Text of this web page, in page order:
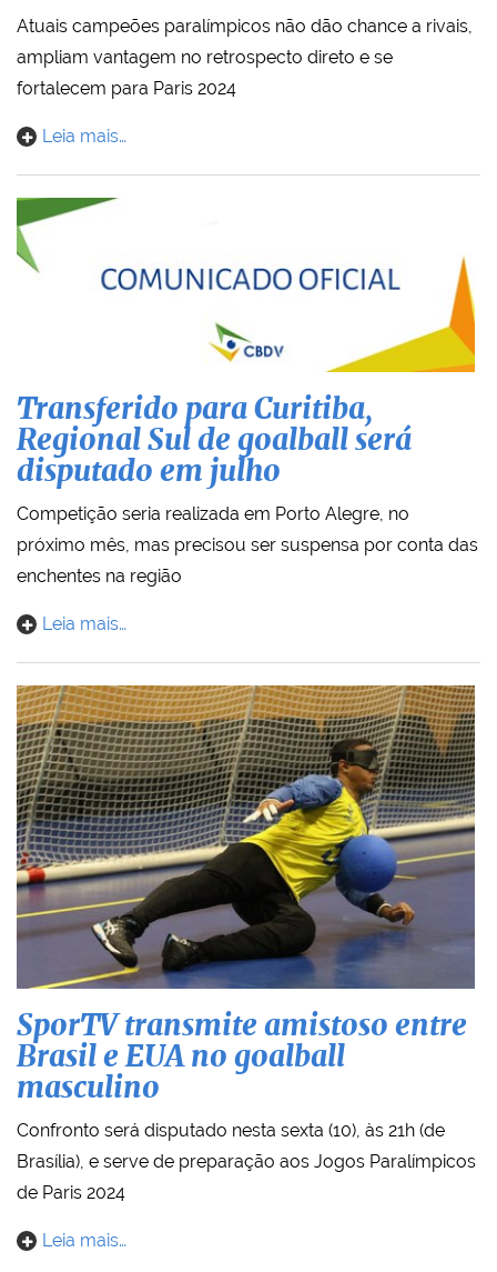
Atuais campeões paralímpicos não dão chance a rivais,
ampliam vantagem no retrospecto direto e se
fortalecem para Paris 2024
Leia mais…
Transferido para Curitiba,
Regional Sul de goalball será
disputado em julho
Competição seria realizada em Porto Alegre, no
próximo mês, mas precisou ser suspensa por conta das
enchentes na região
Leia mais…
SporTV transmite amistoso entre
Brasil e EUA no goalball
masculino
Confronto será disputado nesta sexta (10), às 21h (de
Brasília), e serve de preparação aos Jogos Paralímpicos
de Paris 2024
Leia mais…